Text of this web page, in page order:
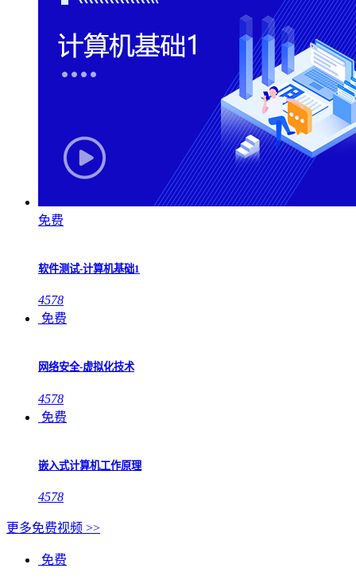
免费
软件测试-计算机基础1
4578
免费
网络安全-虚拟化技术
4578
免费
嵌入式计算机工作原理
4578
更多免费视频 >>
免费